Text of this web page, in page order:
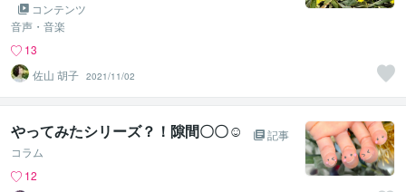
コンテンツ
音声・音楽
13
佐山 胡子 2021/11/02
やってみたシリーズ？！隙間〇〇☺️
記事
コラム
12